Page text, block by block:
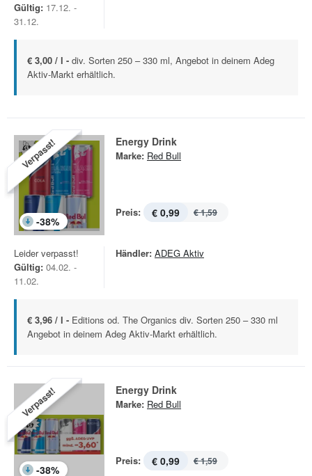
Gültig: 17.12. -
31.12.
€ 3,00 / l - div. Sorten 250 – 330 ml, Angebot in deinem Adeg
Aktiv-Markt erhältlich.
Verpasst!
-38%
Energy Drink
Marke: Red Bull
Preis: € 0,99 € 1,59
Leider verpasst!
Gültig: 04.02. -
11.02.
Händler: ADEG Aktiv
€ 3,96 / l - Editions od. The Organics div. Sorten 250 – 330 ml
Angebot in deinem Adeg Aktiv-Markt erhältlich.
Verpasst!
-38%
Energy Drink
Marke: Red Bull
Preis: € 0,99 € 1,59